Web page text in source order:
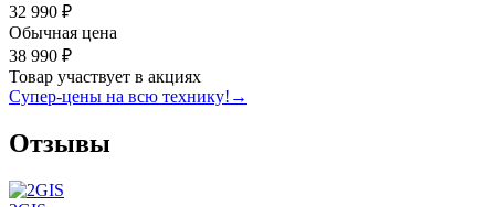
32 990 ₽
Обычная цена
38 990 ₽
Товар участвует в акциях
Супер-цены на всю технику! →
Отзывы